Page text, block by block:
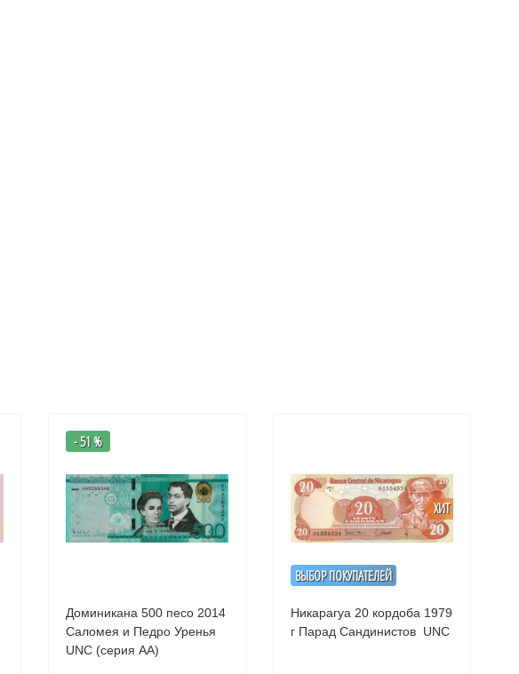
- 51 %
Доминикана 500 песо 2014
Саломея и Педро Уренья
UNC (серия АА)
ВЫБОР ПОКУПАТЕЛЕЙ
ХИТ
Никарагуа 20 кордоба 1979
г Парад Сандинистов UNC